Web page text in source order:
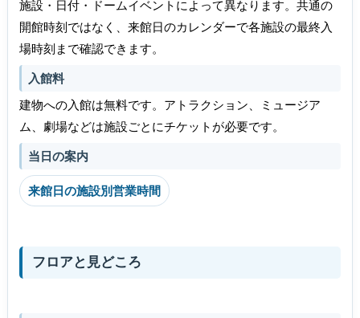
施設・日付・ドームイベントによって異なります。共通の
開館時刻ではなく、来館日のカレンダーで各施設の最終入
場時刻まで確認できます。
入館料
建物への入館は無料です。アトラクション、ミュージア
ム、劇場などは施設ごとにチケットが必要です。
当日の案内
来館日の施設別営業時間
フロアと見どころ